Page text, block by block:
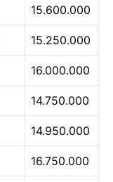
15.600.000
15.250.000
16.000.000
14.750.000
14.950.000
16.750.000